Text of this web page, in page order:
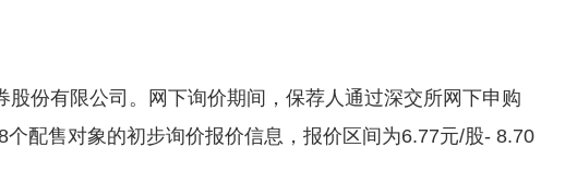
份有限公司。网下询价期间，保荐人通过深交所网下申购
配售对象的初步询价报价信息，报价区间为6.77元/股- 8.70